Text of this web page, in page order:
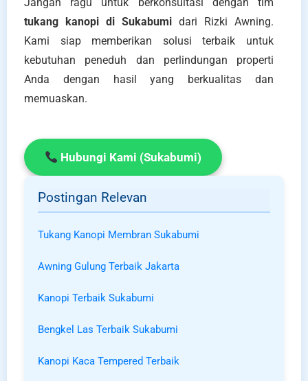
tukang kanopi di Sukabumi dari Rizki Awning.
Kami siap memberikan solusi terbaik untuk
kebutuhan peneduh dan perlindungan properti
Anda dengan hasil yang berkualitas dan
memuaskan.
Hubungi Kami (Sukabumi)
Postingan Relevan
Tukang Kanopi Membran Sukabumi
Awning Gulung Terbaik Jakarta
Kanopi Terbaik Sukabumi
Bengkel Las Terbaik Sukabumi
Kanopi Kaca Tempered Terbaik